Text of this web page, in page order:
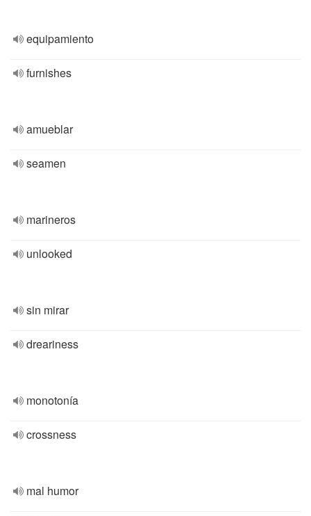
equipamiento
furnishes
amueblar
seamen
marineros
unlooked
sin mirar
dreariness
monotonía
crossness
mal humor